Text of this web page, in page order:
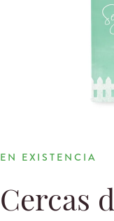
EN EXISTENCIA
Cercas